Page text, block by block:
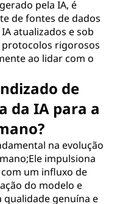
pela IA, é
de fontes de dados
atualizados e sob
rigorosos
ao lidar com o
de
da IA para a
na evolução
impulsiona
um influxo de
do modelo e
genuína e